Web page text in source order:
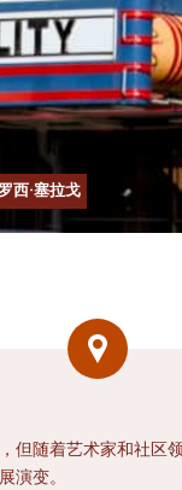
西·塞拉戈
但随着艺术家和社区
演变。